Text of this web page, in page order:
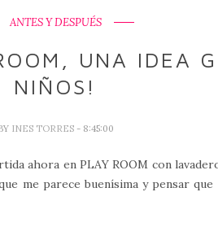
ANTES Y DESPUÉS
UNA IDEA
NIÑOS!
INES TORRES - 8:45:00
ahora en PLAY ROOM con
me parece buenísima y pensar